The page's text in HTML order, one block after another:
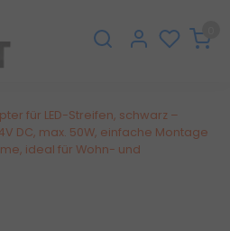
für LED-Streifen, schwarz –
DC, max. 50W, einfache Montage
ideal für Wohn- und